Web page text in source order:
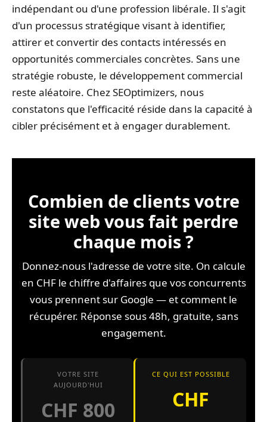
indépendant ou d'une profession libérale. Il s'agit
d'un processus stratégique visant à identifier,
attirer et convertir des contacts intéressés en
opportunités commerciales concrètes. Sans une
stratégie robuste, le développement commercial
reste aléatoire. Chez SEOptimizers, nous
constatons que l'efficacité réside dans la capacité à
cibler précisément et à engager durablement.
Combien de clients votre
site web vous fait perdre
chaque mois ?
Donnez-nous l'adresse de votre site. On calcule
en CHF le chiffre d'affaires que vos concurrents
vous prennent sur Google — et comment le
récupérer. Réponse sous 48h, gratuite, sans
engagement.
VOTRE SITE
AUJOURD'HUI
CHF 800
CE QUI EST POSSIBLE
CHF